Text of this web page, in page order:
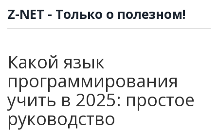
Z-NET - Только о полезном!
Какой язык
программирования
учить в 2025: простое
руководство